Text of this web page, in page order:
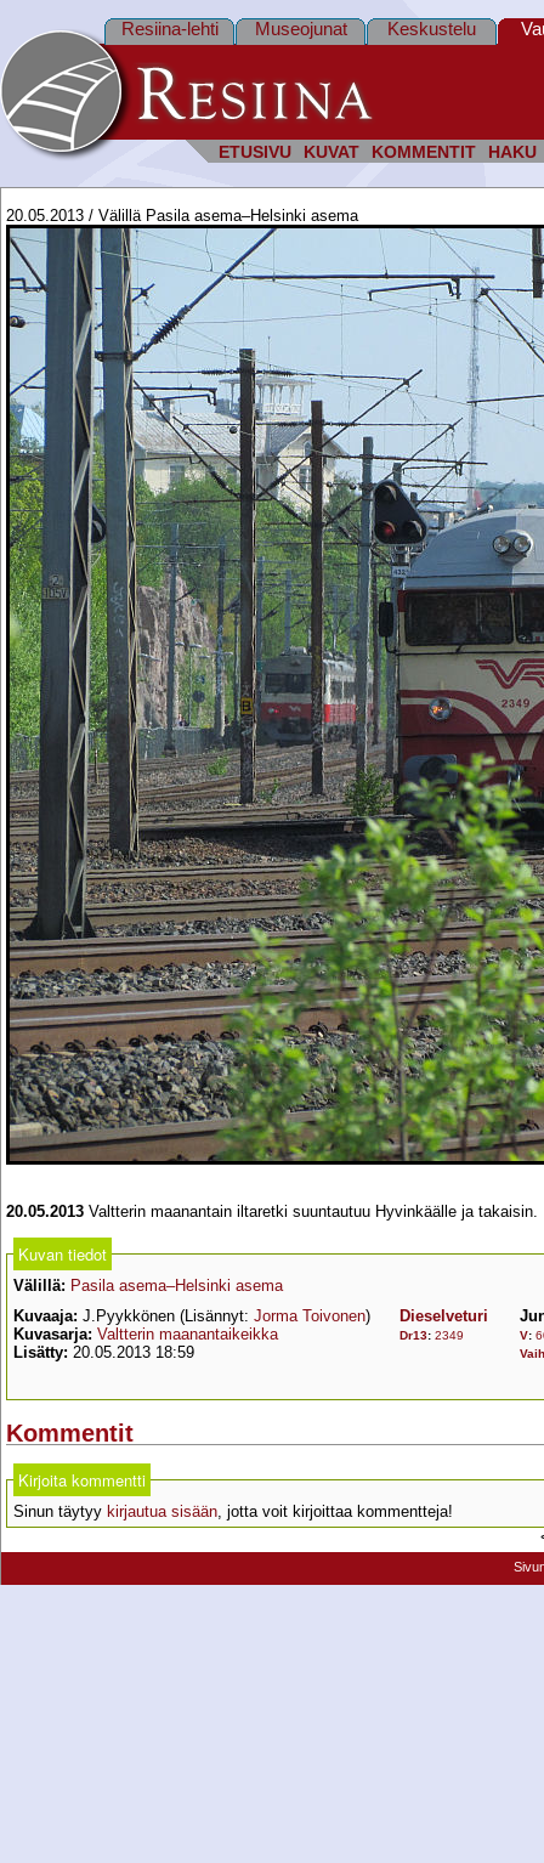
ETUSIVU KUVAT KOMMENTIT HAKU
Resiina-lehti Museojunat Keskustelu
20.05.2013 / Välillä Pasila asema–Helsinki asema
20.05.2013 Valtterin maanantain iltaretki suuntautuu Hyvinkäälle ja
Kuvan tiedot
Välillä: Pasila asema–Helsinki asema
Kuvaaja: J.Pyykkönen (Lisännyt: Jorma Toivonen)
Kuvasarja: Valtterin maanantaikeikka
Lisätty: 20.05.2013 18:59
Dieselveturi
Dr13: 2349 V:
Kommentit
Kirjoita kommentti
Sinun täytyy kirjautua sisään, jotta voit kirjoittaa kommentteja!